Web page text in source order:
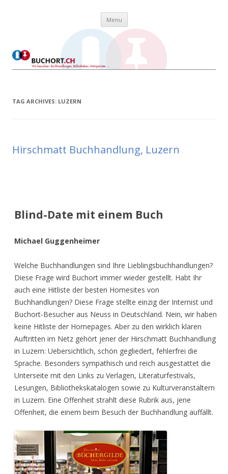
Wir besuchen: Buchhandlungen, Bibliotheken, Antiquariate …
Menu Skip to content
TAG ARCHIVES: LUZERN
Hirschmatt Buchhandlung, Luzern
Blind-Date mit einem Buch
Michael Guggenheimer
Welche Buchhandlungen sind Ihre Lieblingsbuchhandlungen?
Diese Frage wird Buchort immer wieder gestellt. Habt Ihr
auch eine Hitliste der besten Homesites von
Buchhandlungen? Diese Frage stellte einzig der Internist und
Buchort-Besucher aus Neuss in Deutschland. Nein, wir haben
keine Hitliste der Homepages. Aber zu den wirklich klaren
Auftritten im Netz gehört jener der Hirschmatt Buchhandlung
in Luzern: Uebersichtlich, schön gegliedert, fehlerfrei die
Sprache. Besonders sympathisch und reich ausgestattet die
Unterseite mit den Links zu Verlagen, Literaturfestivals,
Lesungen, Bibliothekskatalogen sowie zu Kulturveranstaltern
in Luzern. Eine Offenheit strahlt diese Rubrik aus, jene
Offenheit, die einem beim Besuch der Buchhandlung auffällt.